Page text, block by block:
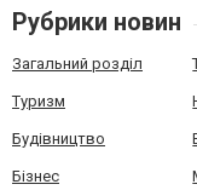
Рубрики новин
Загальний розділ
Туризм
Будівництво
Бізнес